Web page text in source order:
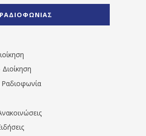
" artist="" ]
Ραδιοφωνία